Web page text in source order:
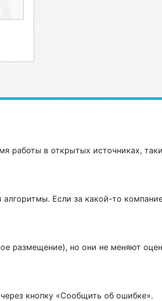
работы в открытых источниках,
Если за какой-то
размещение), но они не меняют
кнопку «Сообщить об ошибке».